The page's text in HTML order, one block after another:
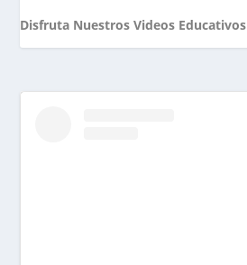
Disfruta Nuestros Videos Educativos